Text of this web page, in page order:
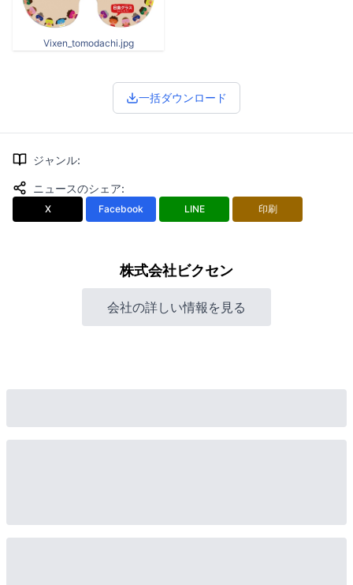
Vixen_tomodachi.jpg
一括ダウンロード
ジャンル:
ニュースのシェア:
X Facebook LINE 印刷
株式会社ビクセン
会社の詳しい情報を見る